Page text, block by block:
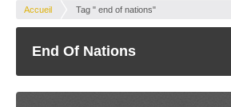
Accueil Tag " end of nations"
End Of Nations